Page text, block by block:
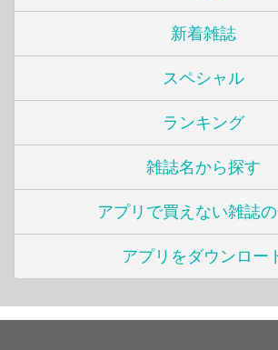
新着雑誌
スペシャル
ランキング
雑誌名から探す
アプリで買えない雑誌
アプリをダウンロー